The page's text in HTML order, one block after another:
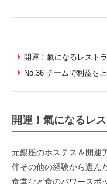
開運！氣になるレスト
No.36 チームで利益を
開運！氣になるレ
元銀座のホステス＆開運
伴その他の経験から選ん
食堂など食のパワースポ